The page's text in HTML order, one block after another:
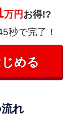
万円お得!?
秒で完了！
める
れ